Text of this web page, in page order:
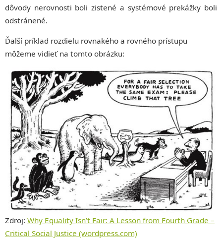
dôvody nerovnosti boli zistené a systémové prekážky boli
odstránené.
Ďalší príklad rozdielu rovnakého a rovného prístupu
môžeme vidieť na tomto obrázku:
Zdroj: Why Equality Isn’t Fair: A Lesson from Fourth Grade –
Critical Social Justice (wordpress.com)